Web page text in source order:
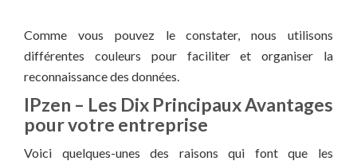
Comme vous pouvez le constater, nous utilisons
différentes couleurs pour faciliter et organiser la
reconnaissance des données.
IPzen – Les Dix Principaux Avantages
pour votre entreprise
Voici quelques-unes des raisons qui font que les